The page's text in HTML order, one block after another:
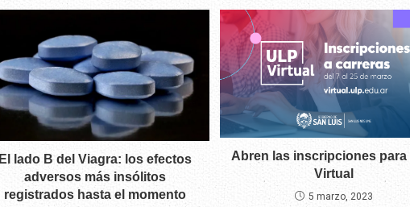
El lado B del Viagra: los efectos
adversos más insólitos
registrados hasta el momento
Abren las inscripciones para
Virtual
5 marzo, 2023